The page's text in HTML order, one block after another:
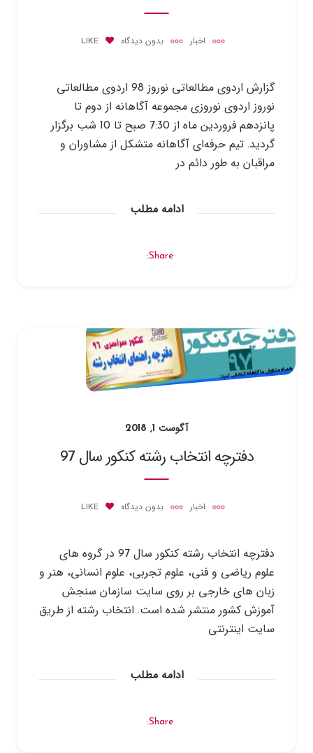
اخبار بدون دیدگاه LIKE
گزارش اردوی مطالعاتی نوروز 98 اردوی مطالعاتی
نوروز اردوی نوروزی مجموعه آگاهانه از دوم تا
پانزدهم فروردین ماه از 7:30 صبح تا 10 شب برگزار
گردید. تیم حرفه‌ای آگاهانه متشکل از مشاوران و
مراقبان به طور دائم در
ادامه مطلب
Share:
آگوست 1, 2018
دفترچه انتخاب رشته کنکور سال 97
اخبار بدون دیدگاه LIKE
دفترچه انتخاب رشته کنکور سال 97 در گروه های
علوم ریاضی و فنی، علوم تجربی، علوم انسانی، هنر و
زبان های خارجی بر روی سایت سازمان سنجش
آموزش کشور منتشر شده است. انتخاب رشته از طریق
سایت اینترنتی
ادامه مطلب
Share: